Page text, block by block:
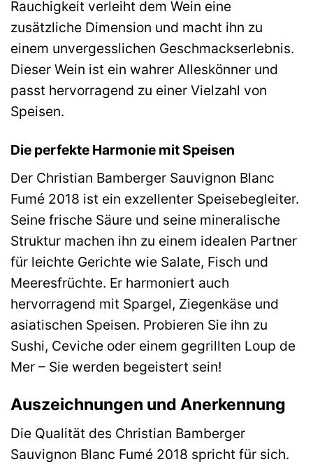
Rauchigkeit verleiht dem Wein eine
zusätzliche Dimension und macht ihn zu
einem unvergesslichen Geschmackserlebnis.
Dieser Wein ist ein wahrer Alleskönner und
passt hervorragend zu einer Vielzahl von
Speisen.
Die perfekte Harmonie mit Speisen
Der Christian Bamberger Sauvignon Blanc
Fumé 2018 ist ein exzellenter Speisebegleiter.
Seine frische Säure und seine mineralische
Struktur machen ihn zu einem idealen Partner
für leichte Gerichte wie Salate, Fisch und
Meeresfrüchte. Er harmoniert auch
hervorragend mit Spargel, Ziegenkäse und
asiatischen Speisen. Probieren Sie ihn zu
Sushi, Ceviche oder einem gegrillten Loup de
Mer – Sie werden begeistert sein!
Auszeichnungen und Anerkennung
Die Qualität des Christian Bamberger
Sauvignon Blanc Fumé 2018 spricht für sich.